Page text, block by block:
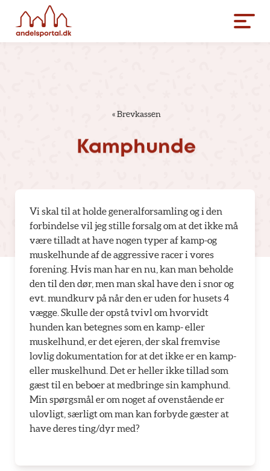
«Brevkassen
Kamphunde
Vi skal til at holde generalforsamling og i den
forbindelse vil jeg stille forsalg om at det ikke må
være tilladt at have nogen typer af kamp-og
muskelhunde af de aggressive racer i vores
forening. Hvis man har en nu, kan man beholde
den til den dør, men man skal have den i snor og
evt. mundkurv på når den er uden for husets 4
vægge. Skulle der opstå tvivl om hvorvidt
hunden kan betegnes som en kamp- eller
muskelhund, er det ejeren, der skal fremvise
lovlig dokumentation for at det ikke er en kamp-
eller muskelhund. Det er heller ikke tillad som
gæst til en beboer at medbringe sin kamphund.
Min spørgsmål er om noget af ovenstående er
ulovligt, særligt om man kan forbyde gæster at
have deres ting/dyr med?